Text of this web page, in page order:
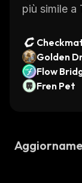
più simile a
Golden
Flow
D (Flow)
Fren Pet